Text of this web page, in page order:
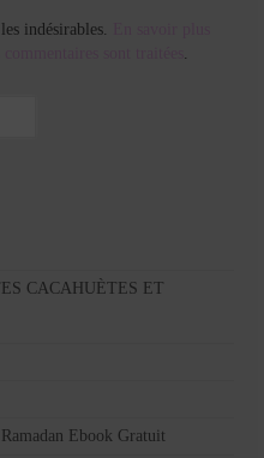
indésirables.
CACAHUÈTES ET
Ebook Gratuit